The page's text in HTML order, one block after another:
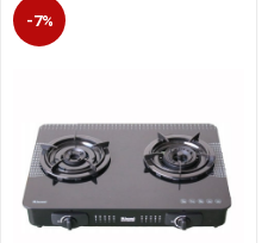
-7%